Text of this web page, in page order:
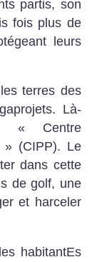
partis, son
fois plus de
leurs
terres des
Là-
«
Centre
» (CIPP). Le
dans cette
de golf, une
et harceler
habitantEs